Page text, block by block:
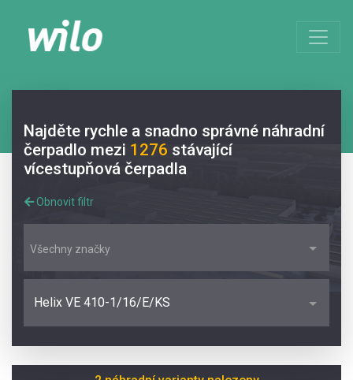
Najděte rychle a snadno správné náhradní
čerpadlo mezi 1276 stávající
vícestupňová čerpadla
Obnovit filtr
Všechny značky
Helix VE 410-1/16/E/KS